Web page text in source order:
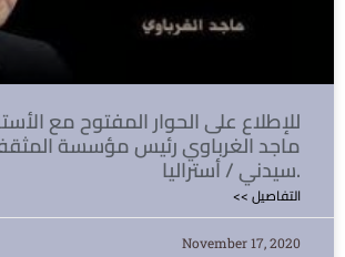
للإطلاع على الحوار المفتوح مع
ماجد الغرباوي رئيس مؤسسة
سيدني / أستراليا.
<< التفاصيل
November 17, 2020